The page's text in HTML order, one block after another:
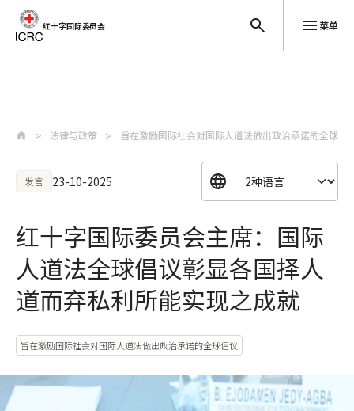
红十字国际委员会 菜单
法律与政策 旨在激励国际社会对国际人道法做出政治承诺的全球倡
发言 23-10-2025
红十字国际委员会主席：国际
人道法全球倡议彰显各国择人
道而弃私利所能实现之成就
旨在激励国际社会对国际人道法做出政治承诺的全球倡议